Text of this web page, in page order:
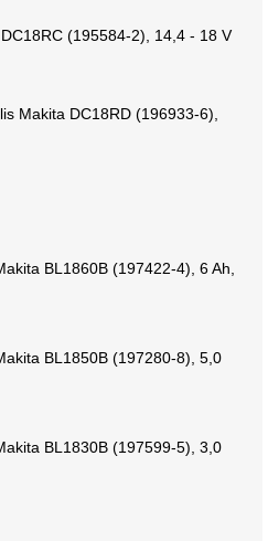
(195584-2), 14,4 - 18 V
Makita DC18RD (196933-6),
BL1860B (197422-4), 6 Ah,
BL1850B (197280-8), 5,0
BL1830B (197599-5), 3,0